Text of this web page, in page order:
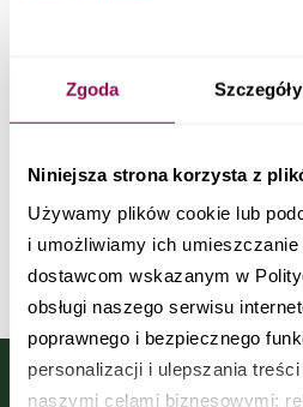
Zgoda Szczegóły
Niniejsza strona korzysta z
Używamy plików cookie lub
i umożliwiamy ich
dostawcom wskazanym w
obsługi naszego serwisu
poprawnego i bezpiecznego
personalizacji i ulepszania
naszymi celami biznesowymi;
3000
Skontaktuj się z